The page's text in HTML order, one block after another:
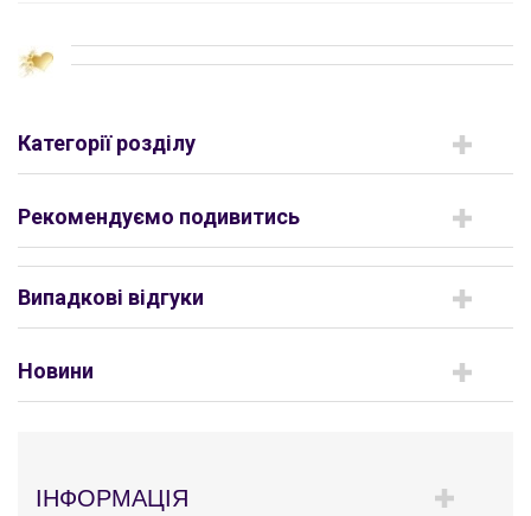
Категорії розділу
Рекомендуємо подивитись
Випадкові відгуки
Новини
ІНФОРМАЦІЯ